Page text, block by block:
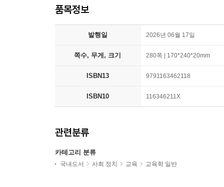
품목정보
발행일 2026년 06월 17일
쪽수, 무게, 크기 280쪽 | 170*240*20mm
ISBN13 9791163462118
ISBN10 116346211X
관련분류
카테고리 분류
국내도서 사회 정치 교육 교육학 일반